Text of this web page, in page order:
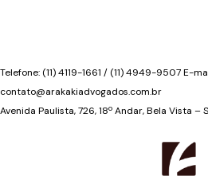
Telefone: (11) 4119-1661 / (11) 4949-9507 E-
contato@arakakiadvogados.com.br
Avenida Paulista, 726, 18º Andar, Bela Vista –